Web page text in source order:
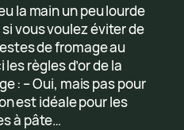
la main un peu lourde
vous voulez éviter de
de fromage au
règles d’or de la
: – Oui, mais pas pour
est idéale pour les
à pâte…